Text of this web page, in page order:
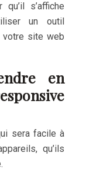
s’affiche
un outil
votre site web
en
sera facile à
qu’ils